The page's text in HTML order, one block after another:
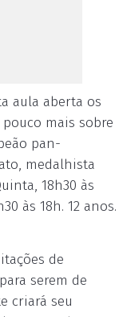
aula aberta os
mais sobre
pan-
medalhista
18h30 às
às 18h. 12 anos.
de
serem de
criará seu